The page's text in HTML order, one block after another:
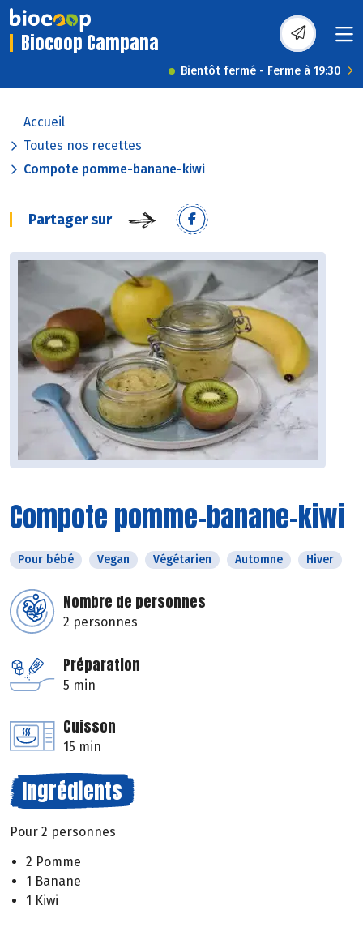
Biocoop Campana
Bientôt fermé - Ferme à 19:30
Accueil
Toutes nos recettes
Compote pomme-banane-kiwi
Partager sur
Compote pomme-banane-kiwi
Pour bébé Vegan Végétarien Automne Hiver
Nombre de personnes
2 personnes
Préparation
5 min
Cuisson
15 min
Ingrédients
Pour 2 personnes
2 Pomme
1 Banane
1 Kiwi